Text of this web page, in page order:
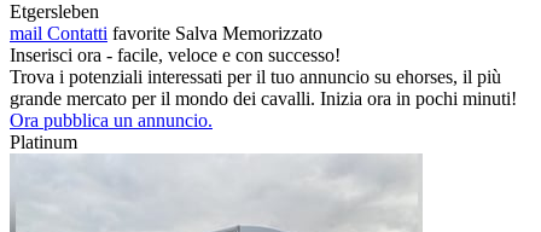
Etgersleben
mail Contatti favorite Salva Memorizzato
Inserisci ora - facile, veloce e con successo!
Trova i potenziali interessati per il tuo annuncio su ehorses, il più
grande mercato per il mondo dei cavalli. Inizia ora in pochi minuti!
Ora pubblica un annuncio.
Platinum